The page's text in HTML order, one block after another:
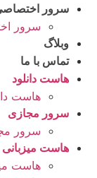
سرور
سرور
وبلاگ
تماس با ما
هاست دانلود
هاست
سرور مجازی
سرور
هاست میزبانی
هاست